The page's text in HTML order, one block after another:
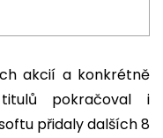
akcií a konkrétně
pokračoval i
přidaly dalších 8